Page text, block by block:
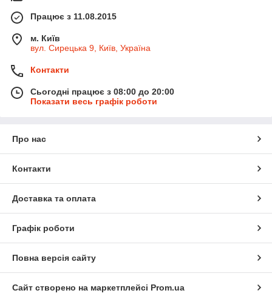
Працює з 11.08.2015
м. Київ
вул. Сирецька 9, Київ, Україна
Контакти
Сьогодні працює з 08:00 до 20:00
Показати весь графік роботи
Про нас
Контакти
Доставка та оплата
Графік роботи
Повна версія сайту
Сайт створено на маркетплейсі Prom.ua